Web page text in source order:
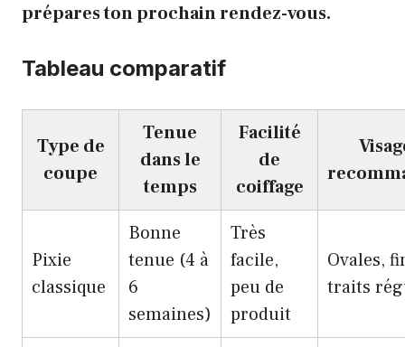
prépares ton prochain rendez-vous.
Tableau comparatif
Type de
coupe
Tenue
dans le
temps
Facilité
de
coiffage
Pixie
classique
Bonne
tenue (4 à
6
semaines)
Très
facile,
peu de
produit
Ovales,
traits